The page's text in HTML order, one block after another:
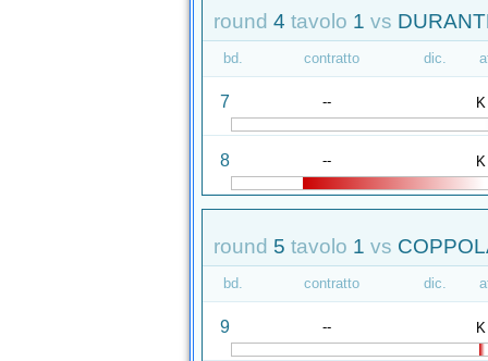
round 4 tavolo 1 vs
bd. contratto dic.
7 -- K
8 -- K
round 5 tavolo 1 vs
bd. contratto dic.
9 -- K